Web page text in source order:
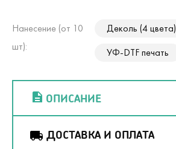
Нанесение (от 10
шт):
Деколь (4 цвета)
УФ-DTF печать
ОПИСАНИЕ
ДОСТАВКА И ОПЛАТА